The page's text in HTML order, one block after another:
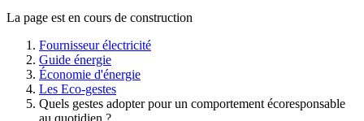
La page est en cours de construction
Fournisseur électricité
Guide énergie
Économie d'énergie
Les Eco-gestes
Quels gestes adopter pour un comportement écoresponsable
au quotidien ?